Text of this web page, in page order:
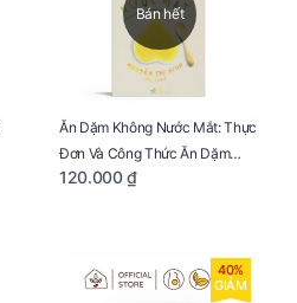
Bán hết
Ăn Dặm Không Nước Mắt: Thực
Đơn Và Công Thức Ăn Dặm
Kiểu Nhật
120.000 ₫
40%
GIẢM